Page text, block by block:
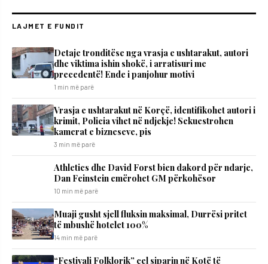
LAJMET E FUNDIT
Detaje tronditëse nga vrasja e ushtarakut, autori
dhe viktima ishin shokë, i arratisuri me
precedentë! Ende i panjohur motivi
1 min më parë
Vrasja e ushtarakut në Korçë, identifikohet autori i
krimit, Policia vihet në ndjekje! Sekuestrohen
kamerat e bizneseve, pis
3 min më parë
Athletics dhe David Forst bien dakord për ndarje,
Dan Feinstein emërohet GM përkohësor
10 min më parë
Muaji gusht sjell fluksin maksimal, Durrësi pritet
të mbushë hotelet 100%
14 min më parë
“Festivali Folklorik” çel siparin në Kotë të